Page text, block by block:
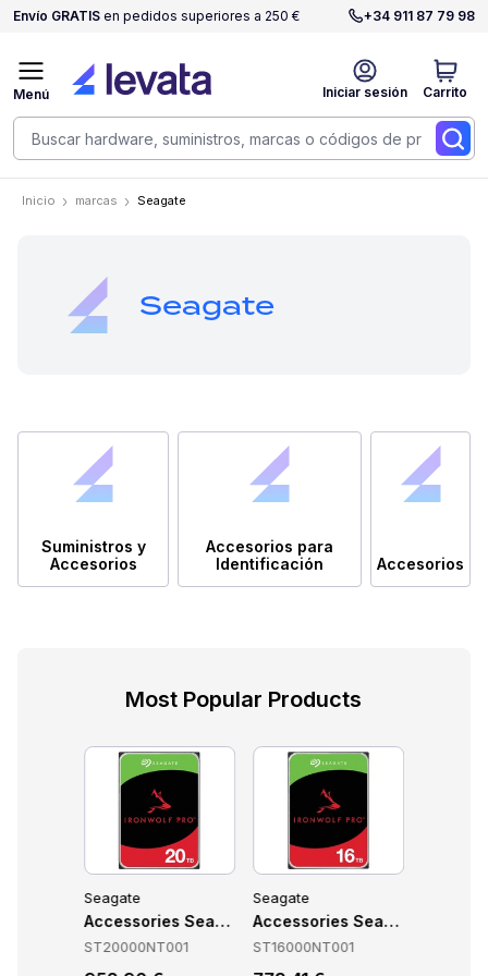
Envío GRATIS en pedidos superiores a 250 € +34 911 87 79 98
Iniciar sesión Carrito
Menú
Inicio marcas Seagate
Seagate
Suministros y
Accesorios
Accesorios para
Identificación
Accesorios
Most Popular Products
Seagate STLC20000400
Seagate
Accessories Seagate ST20000NT001
ST20000NT001
Seagate
Accessories Seagate
ST16000NT001